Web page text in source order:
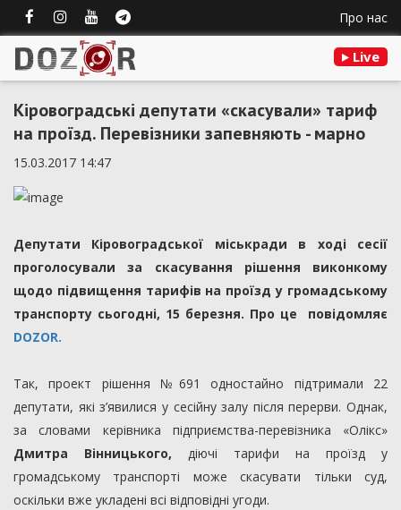
Про нас
Live
Кіровоградські депутати «скасували» тариф
на проїзд. Перевізники запевняють - марно
15.03.2017 14:47
Депутати Кіровоградської міськради в ході сесії
проголосували за скасування рішення виконкому
щодо підвищення тарифів на проїзд у громадському
транспорту сьогодні, 15 березня. Про це повідомляє
DOZOR.
Так, проект рішення №691 одностайно підтримали 22
депутати, які з’явилися у сесійну залу після перерви. Однак,
за словами керівника підприємства-перевізника «Олікс»
Дмитра Вінницького, діючі тарифи на проїзд у
громадському транспорті може скасувати тільки суд,
оскільки вже укладені всі відповідні угоди.